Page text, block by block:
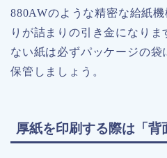
880AWのような精密な給紙
りが詰まりの引き金になりま
ない紙は必ずパッケージの
保管しましょう。
厚紙を印刷する際は「